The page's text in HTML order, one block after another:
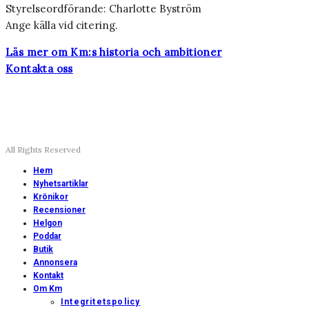
Styrelseordförande: Charlotte Byström
Ange källa vid citering.
Läs mer om Km:s historia och ambitioner
Kontakta oss
All Rights Reserved
Hem
Nyhetsartiklar
Krönikor
Recensioner
Helgon
Poddar
Butik
Annonsera
Kontakt
Om Km
Integritetspolicy